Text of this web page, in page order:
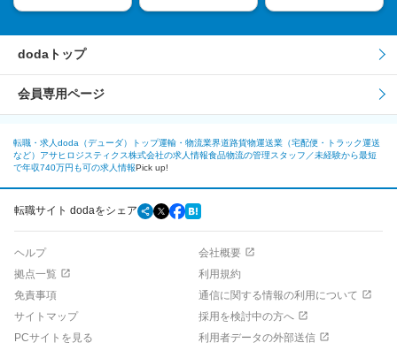
dodaトップ
会員専用ページ
転職・求人doda（デューダ）トップ運輸・物流業界道路貨物運送業（宅配便・トラック運送
など） アサヒロジスティクス株式会社の求人情報食品物流の管理スタッフ／未経験から最短
で年収740万円も可の求人情報Pick up!
転職サイト dodaをシェア
ヘルプ
会社概要
拠点一覧
利用規約
免責事項
通信に関する情報の利用について
サイトマップ
採用を検討中の方へ
PCサイトを見る
利用者データの外部送信